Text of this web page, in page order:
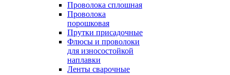
Проволока сплошная
Проволока
порошковая
Прутки присадочные
Флюсы и проволоки
для износостойкой
наплавки
Ленты сварочные